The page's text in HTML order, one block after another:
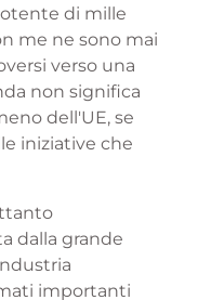
di mille
me ne sono mai
verso una
non significa
dell'UE, se
iniziative che
dalla grande
importanti